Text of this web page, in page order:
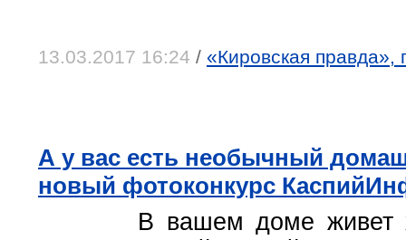
13.03.2017 16:24 / «Кировская правда»,
А у вас есть необычный
новый фотоконкурс
В вашем доме живет